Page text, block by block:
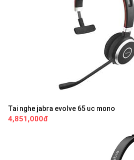
Tai nghe jabra evolve 65 uc mono
4,851,000đ